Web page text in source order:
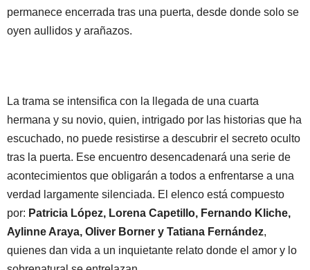
permanece encerrada tras una puerta, desde donde solo se
oyen aullidos y arañazos.
La trama se intensifica con la llegada de una cuarta
hermana y su novio, quien, intrigado por las historias que ha
escuchado, no puede resistirse a descubrir el secreto oculto
tras la puerta. Ese encuentro desencadenará una serie de
acontecimientos que obligarán a todos a enfrentarse a una
verdad largamente silenciada. El elenco está compuesto
por: Patricia López, Lorena Capetillo, Fernando Kliche,
Aylinne Araya, Oliver Borner y Tatiana Fernández,
quienes dan vida a un inquietante relato donde el amor y lo